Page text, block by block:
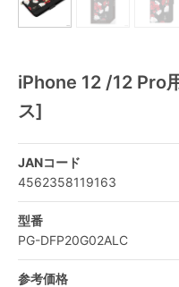
iPhone 12 /12 Pro
ス]
JANコード
4562358119163
型番
PG-DFP20G02ALC
参考価格